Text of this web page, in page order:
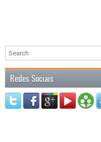
Redes Sociais